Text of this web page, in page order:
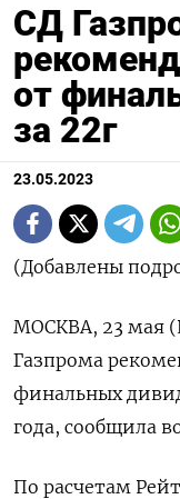
СД
от
за 22г
23.05.2023
(Добавлены
МОСКВА, 23 мая
Газпрома
финальных
года, сообщила
По расчетам